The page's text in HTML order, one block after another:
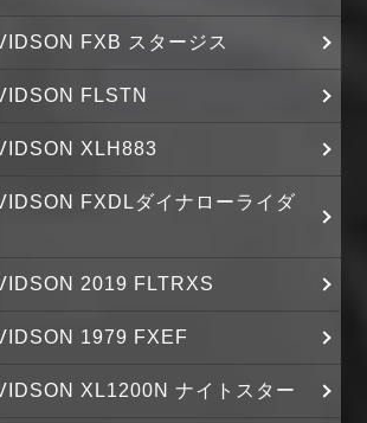
FXB スタージス
FLSTN
XLH883
FXDLダイナローライダ
2019 FLTRXS
1979 FXEF
XL1200N ナイトスター